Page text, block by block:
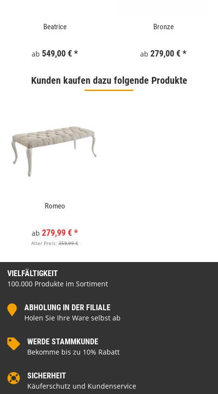
Beatrice
ab 549,00 €*
Bronze
ab 279,00 €*
Kunden kaufen dazu folgende Produkte
Romeo
ab 279,99 €*
Alter Preis: 359,99 €
VIELFÄLTIGKEIT
100.000 Produkte im Sortiment
ABHOLUNG IN DER FILIALE
Holen Sie Ihre Ware selbst ab
WERDE STAMMKUNDE
Bekomme bis zu 10% Rabatt
SICHERHEIT
Käuferschutz und Kundenservice